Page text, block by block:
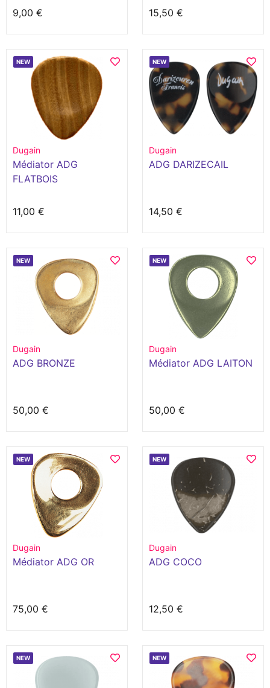
9,00 € 15,50 €
NEW
Dugain
Médiator ADG
FLATBOIS
11,00 €
NEW
Dugain
ADG DARIZECAIL
14,50 €
NEW
Dugain
ADG BRONZE
50,00 €
NEW
Dugain
Médiator ADG LAITON
50,00 €
NEW
Dugain
Médiator ADG OR
75,00 €
NEW
Dugain
ADG COCO
12,50 €
NEW NEW